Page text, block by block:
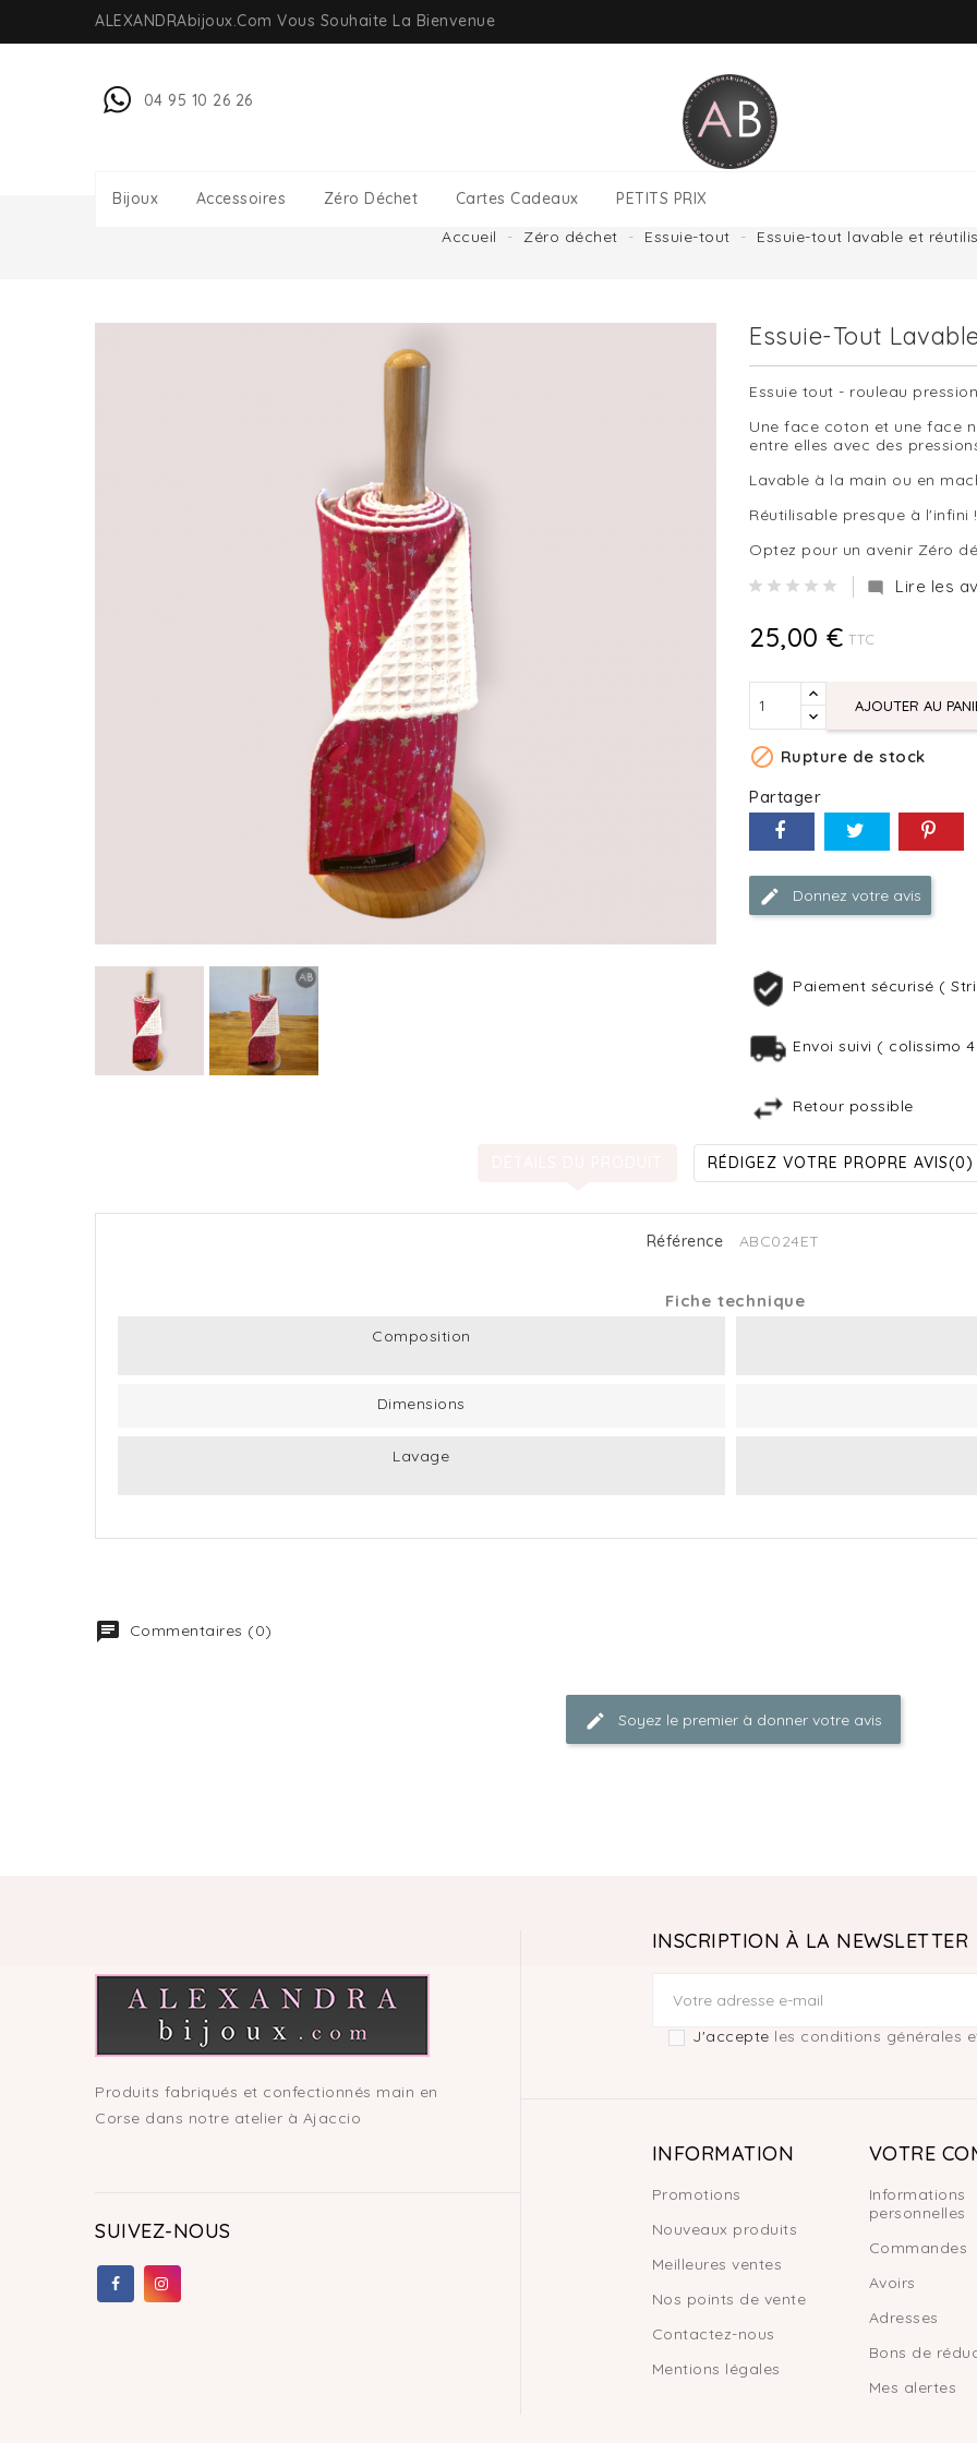
ALEXANDRAbijoux.com Vous Souhaite La Bienvenue
04 95 10 26 26
Bijoux Accessoires Zéro Déchet Cartes Cadeaux
PETITS PRIX
Accueil
Zéro déchet Essuie-tout Essuie-tout lavable et
Essuie-Tout
Essuie tout - rouleau
Une face coton et une face
entre elles avec des
Lavable à la main ou en
Réutilisable presque à l'infini !
Optez pour un avenir Zéro
 Lire les
25,00 € TTC
AJOUTER AU
 Rupture de stock
Partager
Donnez votre avis
Paiement sécurisé (
Envoi suivi ( colissimo
Retour possible
RÉDIGEZ VOTRE PROPRE AVIS(0)
Référence ABC024ET
Fiche technique
Composition
Dimensions
Lavage
Commentaires (0)
Soyez le premier à donner votre avis
Produits fabriqués et confectionnés main en
Corse dans notre atelier à Ajaccio
SUIVEZ-NOUS
INSCRIPTION À LA NEWSLETTER
J'accepte les conditions générales
INFORMATION
Promotions
Nouveaux produits
Meilleures ventes
Nos points de vente
Contactez-nous
Mentions légales
VOTRE
Informations
personnelles
Commandes
Avoirs
Adresses
Bons de
Mes alertes